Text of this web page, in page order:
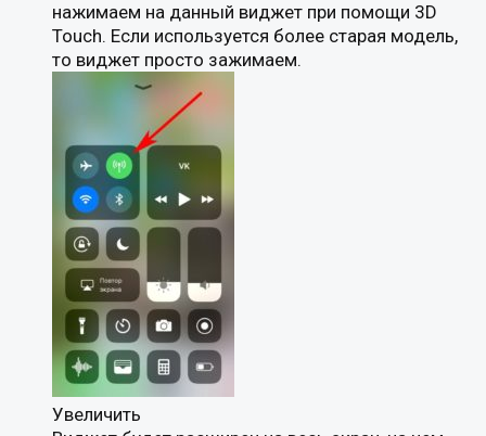
нажимаем на данный виджет при помощи 3D
Touch. Если используется более старая модель,
то виджет просто зажимаем.
Увеличить